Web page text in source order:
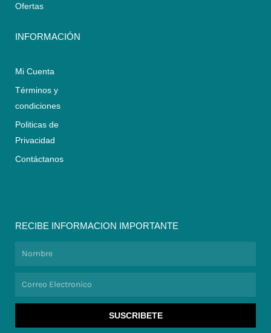
Ofertas
INFORMACIÓN
Mi Cuenta
Términos y
condiciones
Politicas de
Privacidad
Contáctanos
RECIBE INFORMACION IMPORTANTE
SUSCRIBETE